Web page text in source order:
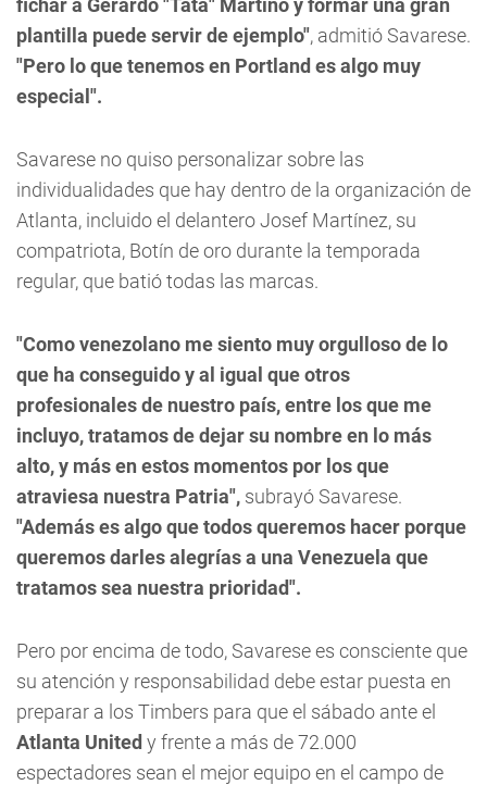
fichar a Gerardo "Tata" Martino y formar una gran
plantilla puede servir de ejemplo", admitió Savarese.
"Pero lo que tenemos en Portland es algo muy
especial".
Savarese no quiso personalizar sobre las
individualidades que hay dentro de la organización de
Atlanta, incluido el delantero Josef Martínez, su
compatriota, Botín de oro durante la temporada
regular, que batió todas las marcas.
"Como venezolano me siento muy orgulloso de lo
que ha conseguido y al igual que otros
profesionales de nuestro país, entre los que me
incluyo, tratamos de dejar su nombre en lo más
alto, y más en estos momentos por los que
atraviesa nuestra Patria", subrayó Savarese.
"Además es algo que todos queremos hacer porque
queremos darles alegrías a una Venezuela que
tratamos sea nuestra prioridad".
Pero por encima de todo, Savarese es consciente que
su atención y responsabilidad debe estar puesta en
preparar a los Timbers para que el sábado ante el
Atlanta United y frente a más de 72.000
espectadores sean el mejor equipo en el campo de